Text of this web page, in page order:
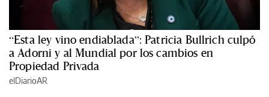
“Esta ley vino endiablada”: Patricia Bullrich culpó
a Adorni y al Mundial por los cambios en
Propiedad Privada
elDiarioAR